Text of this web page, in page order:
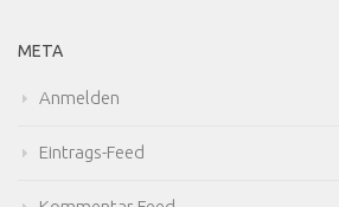
META
Anmelden
Eintrags-Feed